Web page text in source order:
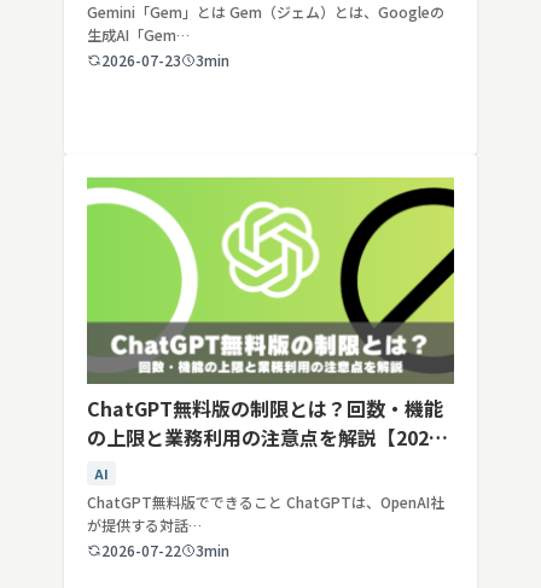
Gemini「Gem」とは Gem（ジェム）とは、Googleの
生成AI「Gem…
2026-07-23
3min
ChatGPT無料版の制限とは？回数・機能
の上限と業務利用の注意点を解説【2026
年最新】
AI
ChatGPT無料版でできること ChatGPTは、OpenAI社
が提供する対話…
2026-07-22
3min